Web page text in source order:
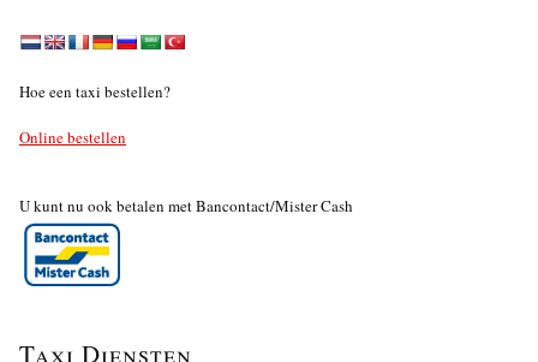
Hoe een taxi bestellen?
Online bestellen
U kunt nu ook betalen met Bancontact/Mister Cash
Taxi Diensten